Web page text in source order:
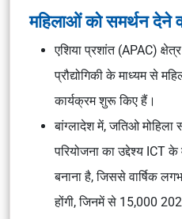
महिलाओं को समर्थन देने
एशिया प्रशांत (APAC)
प्रौद्योगिकी के माध्यम से
कार्यक्रम शुरू किए हैं।
बांग्लादेश में, जतिओ
परियोजना का उद्देश्य ICT
बनाना है, जिससे वार्षिक
होंगी, जिनमें से 15,000